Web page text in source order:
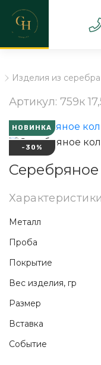
Изделия из серебра
Серебряное
НОВИНКА
-30%
Артикул: 759к
Металл
Проба
Покрытие
Вес изделия, гр
Размер
Вставка
Событие